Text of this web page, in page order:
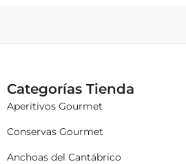
Categorías Tienda
Aperitivos Gourmet
Conservas Gourmet
Anchoas del Cantábrico